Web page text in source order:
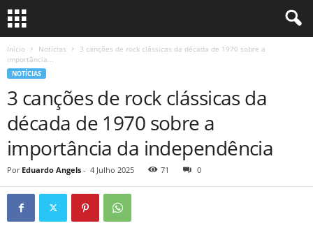
Início Notícias
3 canções de rock clássicas da década de 1970 sobre a
importância...
NOTÍCIAS
3 canções de rock clássicas da
década de 1970 sobre a
importância da independência
Por Eduardo Angels - 4 Julho 2025 71 0